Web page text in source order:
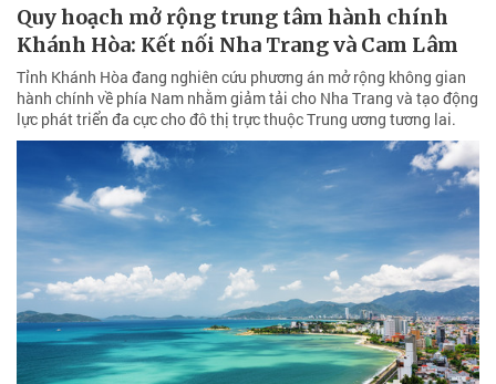
khóa XVI tại xã Tân Hải.
Quy hoạch mở rộng trung tâm hành chính
Khánh Hòa: Kết nối Nha Trang và Cam Lâm
Tỉnh Khánh Hòa đang nghiên cứu phương án mở rộng không gian
hành chính về phía Nam nhằm giảm tải cho Nha Trang và tạo động
lực phát triển đa cực cho đô thị trực thuộc Trung ương tương lai.